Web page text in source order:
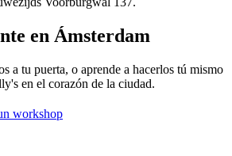
en Ámsterdam
a tu puerta, o aprende a hacerlos tú mismo
en el corazón de la ciudad.
workshop